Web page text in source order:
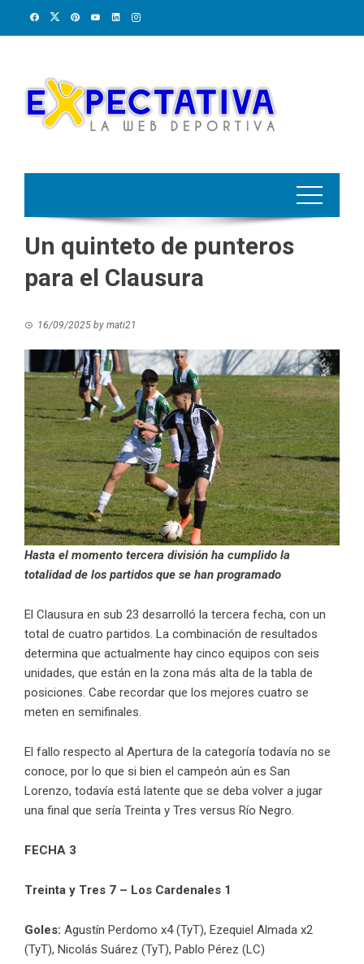
Un quinteto de punteros
para el Clausura
16/09/2025 by mati21
Hasta el momento tercera división ha cumplido la
totalidad de los partidos que se han programado
El Clausura en sub 23 desarrolló la tercera fecha, con un
total de cuatro partidos. La combinación de resultados
determina que actualmente hay cinco equipos con seis
unidades, que están en la zona más alta de la tabla de
posiciones. Cabe recordar que los mejores cuatro se
meten en semifinales.
El fallo respecto al Apertura de la categoría todavía no se
conoce, por lo que si bien el campeón aún es San
Lorenzo, todavía está latente que se deba volver a jugar
una final que sería Treinta y Tres versus Río Negro.
FECHA 3
Treinta y Tres 7 – Los Cardenales 1
Goles: Agustín Perdomo x4 (TyT), Ezequiel Almada x2
(TyT), Nicolás Suárez (TyT), Pablo Pérez (LC)